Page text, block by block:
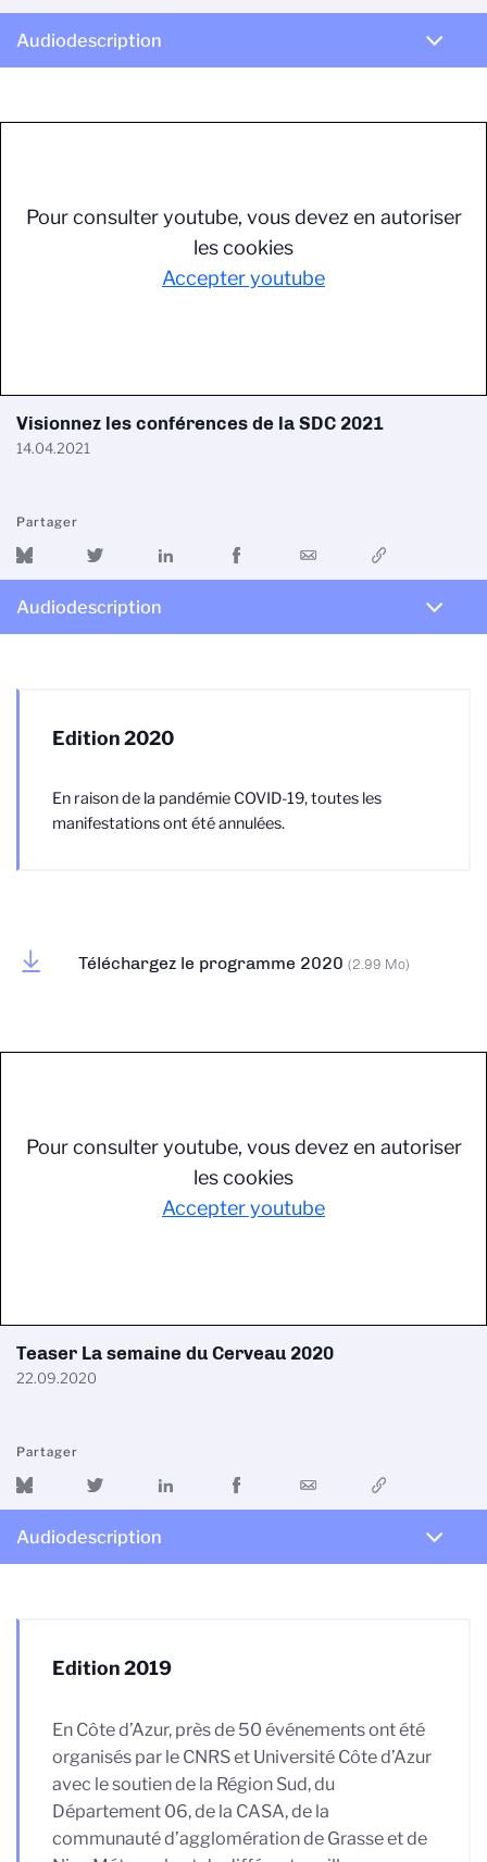
Audiodescription
Pour consulter youtube, vous devez en autoriser
les cookies
Accepter youtube
Visionnez les conférences de la SDC 2021
14.04.2021
Partager
Audiodescription
Edition 2020
En raison de la pandémie COVID-19, toutes les
manifestations ont été annulées.
Téléchargez le programme 2020 (2.99 Mo)
Pour consulter youtube, vous devez en autoriser
les cookies
Accepter youtube
Teaser La semaine du Cerveau 2020
22.09.2020
Partager
Audiodescription
Edition 2019
En Côte d’Azur, près de 50 événements ont été
organisés par le CNRS et Université Côte d’Azur
avec le soutien de la Région Sud, du
Département 06, de la CASA, de la
communauté d’agglomération de Grasse et de